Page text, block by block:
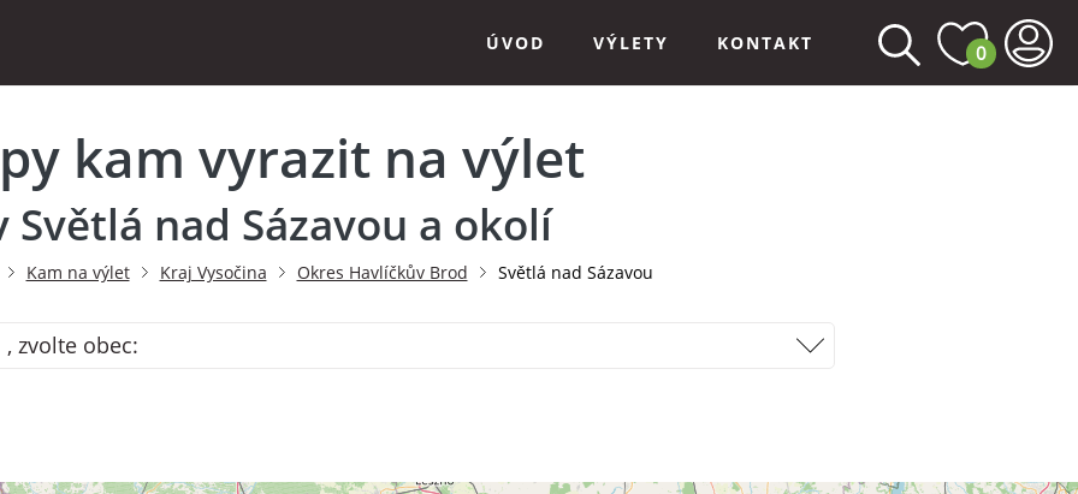
ÚVOD VÝLETY KONTAKT 0
kam vyrazit na výlet
Světlá nad Sázavou a okolí
Kam na výlet Kraj Vysočina Okres Havlíčkův Brod Světlá nad Sázavou
, zvolte obec: